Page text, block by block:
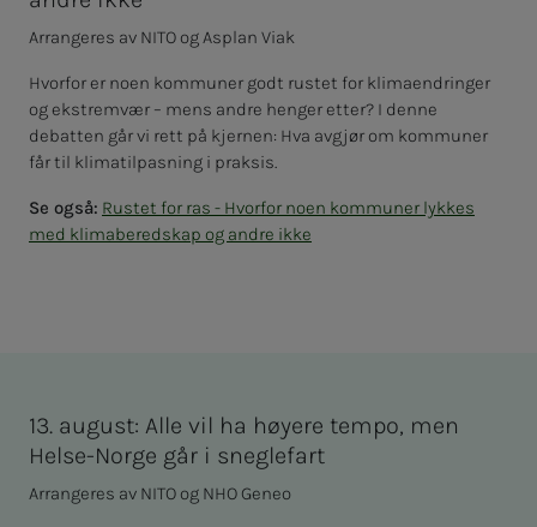
Arrangeres av NITO og Asplan Viak
Hvorfor er noen kommuner godt rustet for klimaendringer
og ekstremvær – mens andre henger etter? I denne
debatten går vi rett på kjernen: Hva avgjør om kommuner
får til klimatilpasning i praksis.
Se også: Rustet for ras - Hvorfor noen kommuner lykkes
med klimaberedskap og andre ikke
13. august: Alle vil ha høyere tempo, men
Helse-Norge går i sneglefart
Arrangeres av NITO og NHO Geneo